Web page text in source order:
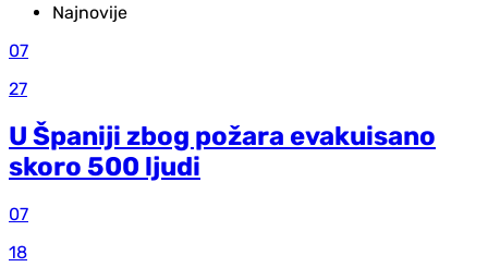
Najnovije
07
27
U Španiji zbog požara evakuisano
skoro 500 ljudi
07
18